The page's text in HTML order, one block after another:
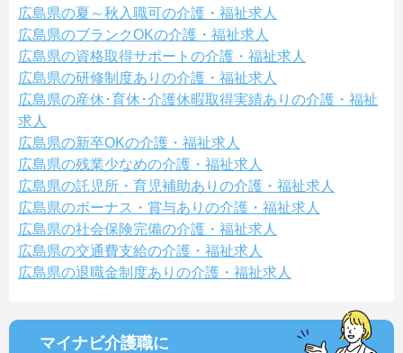
広島県の夏～秋入職可の介護・福祉求人
広島県のブランクOKの介護・福祉求人
広島県の資格取得サポートの介護・福祉求人
広島県の研修制度ありの介護・福祉求人
広島県の産休･育休･介護休暇取得実績ありの介護・福祉
求人
広島県の新卒OKの介護・福祉求人
広島県の残業少なめの介護・福祉求人
広島県の託児所・育児補助ありの介護・福祉求人
広島県のボーナス・賞与ありの介護・福祉求人
広島県の社会保険完備の介護・福祉求人
広島県の交通費支給の介護・福祉求人
広島県の退職金制度ありの介護・福祉求人
マイナビ介護職に